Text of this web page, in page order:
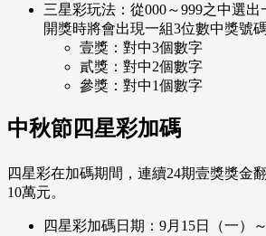
三星彩玩法：從000～999之中選出
開獎時將會出現一組3位數中獎號碼
壹獎：對中3個數字
貳獎：對中2個數字
參獎：對中1個數字
中秋節四星彩加碼
四星彩在加碼期間，連續24期壹獎獎金
10萬元。
四星彩加碼日期：9月15日（一）